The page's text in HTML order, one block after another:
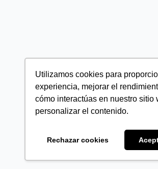
Utilizamos cookies para
experiencia, mejorar el
cómo interactúas en nuestro sitio
personalizar el contenido.
Rechazar cookies